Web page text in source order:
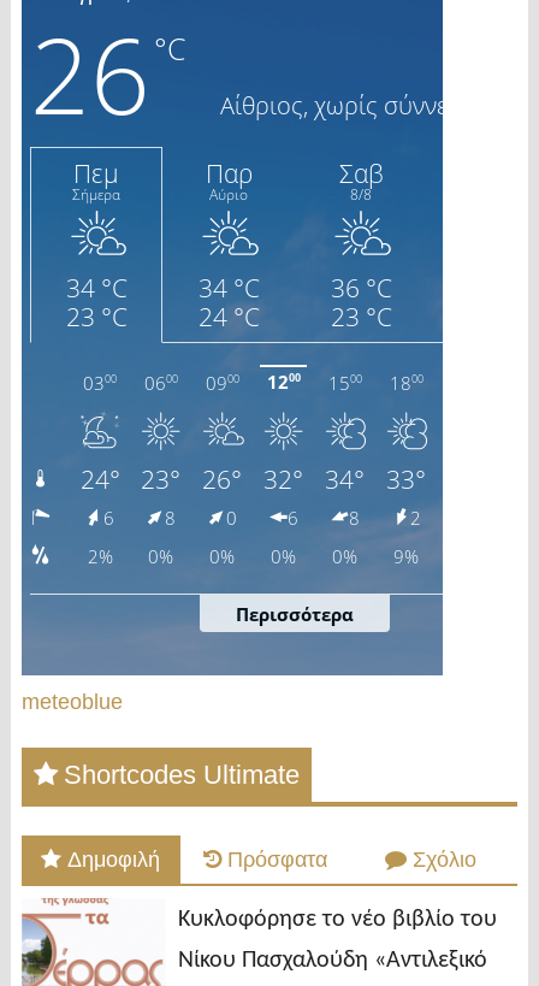
meteoblue
Shortcodes Ultimate
Δημοφιλή Πρόσφατα Σχόλιο
Κυκλοφόρησε το νέο βιβλίο του
Νίκου Πασχαλούδη «Αντιλεξικό